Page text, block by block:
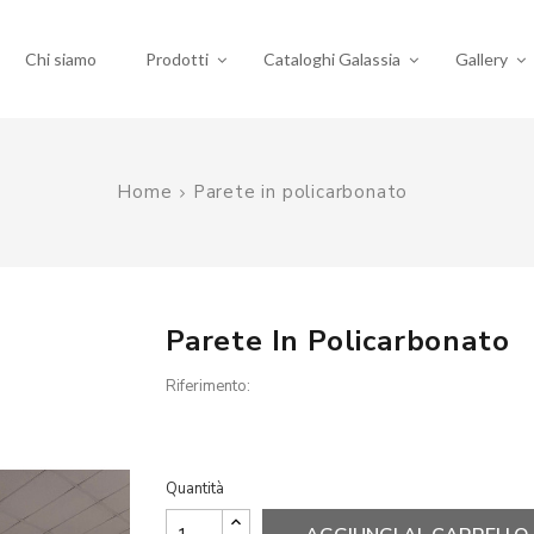
Chi siamo Prodotti Cataloghi Galassia Gallery
Home Parete in policarbonato
Parete In Policarbonato
Riferimento:
Quantità